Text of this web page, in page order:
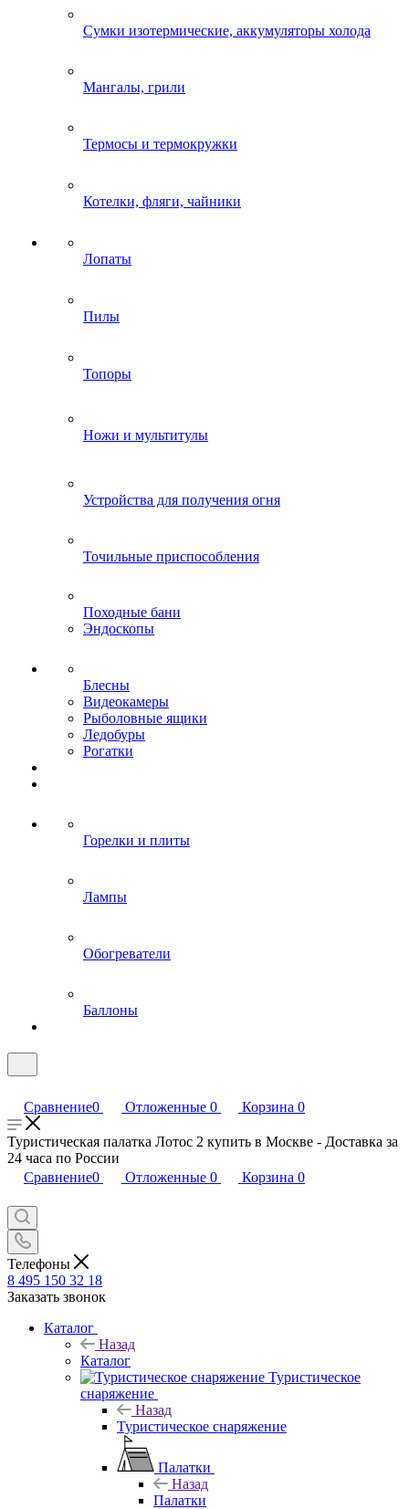
Сумки изотермические, аккумуляторы холода
Мангалы, грили
Термосы и термокружки
Котелки, фляги, чайники
Лопаты
Пилы
Топоры
Ножи и мультитулы
Устройства для получения огня
Точильные приспособления
Походные бани
Эндоскопы
Блесны
Видеокамеры
Рыболовные ящики
Ледобуры
Рогатки
Горелки и плиты
Лампы
Обогреватели
Баллоны
Сравнение0 Отложенные 0 Корзина 0
Туристическая палатка Лотос 2 купить в Москве - Доставка за
24 часа по России
Сравнение0 Отложенные 0 Корзина 0
Телефоны
8 495 150 32 18
Заказать звонок
Каталог
Назад
Каталог
Туристическое
снаряжение
Назад
Туристическое снаряжение
Палатки
Назад
Палатки